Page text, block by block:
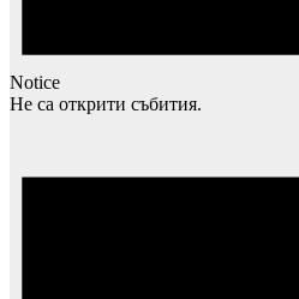
Notice
Не са открити събития.